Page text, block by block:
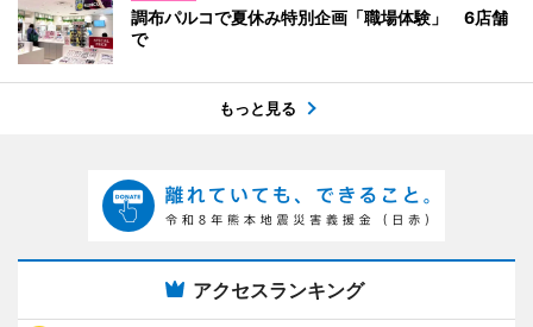
調布パルコで夏休み特別企画「職場体験」 6店舗
で
もっと見る
アクセスランキング